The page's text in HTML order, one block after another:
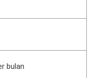
bulan